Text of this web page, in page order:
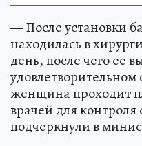
— После установки
находилась в
день, после чего ее
женщина проходит
врачей для контроля
подчеркнули в